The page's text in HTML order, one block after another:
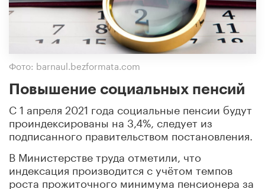
Фото: barnaul.bezformata.com
Повышение социальных пенсий
С 1 апреля 2021 года социальные пенсии будут
проиндексированы на 3,4%, следует из
подписанного правительством постановления.
В Министерстве труда отметили, что
индексация производится с учётом темпов
роста прожиточного минимума пенсионера за